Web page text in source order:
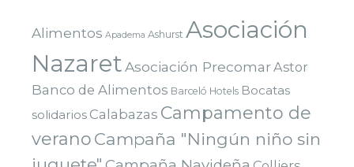
Alimentos Apadema Ashurst Asociación
NazaretAsociación PrecomarAstor
Banco de Alimentos Barceló Hotels Bocatas
solidarios Calabazas Campamento de
verano Campaña "Ningún niño sin